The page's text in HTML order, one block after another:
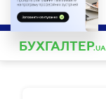
БУХГАЛТЕР.UA